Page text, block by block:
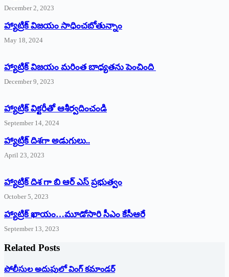
December 2, 2023
హ్యాట్రిక్‌ విజయం సాధించబోతున్నాం
May 18, 2024
హ్యాట్రిక్ విజయం మరింత బాధ్యతను పెంచింది
December 9, 2023
హ్యాట్రిక్‌ ‌విక్టరీతో ఆశీర్వదించండి
September 14, 2024
‌హ్యాట్రిక్‌ ‌దిశగా అడుగులు..
April 23, 2023
హ్యాట్రిక్ దిశ గా బి ఆర్ ఎస్ ప్రభుత్వం
October 5, 2023
హ్యాట్రిక్‌ ‌ఖాయం…మూడోసారి సీఎం కేసీఆరే
September 13, 2023
Related Posts
పోలీసుల అదుపులో వింగ్‌ ‌కమాండర్‌